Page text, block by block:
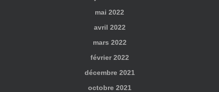
mai 2022
avril 2022
mars 2022
février 2022
décembre 2021
octobre 2021